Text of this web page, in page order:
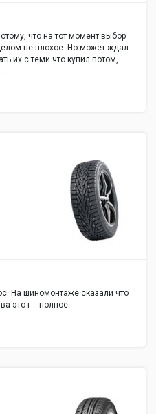
что на тот момент выбор
не плохое. Но может ждал
их с теми что купил потом,
На шиномонтаже сказали что
это г... полное.